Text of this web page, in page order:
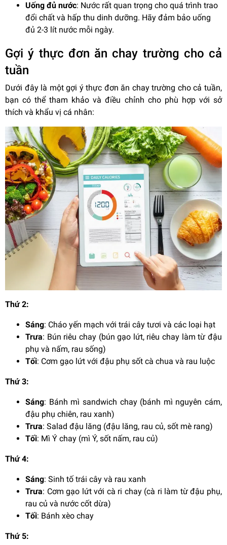
Uống đủ nước: Nước rất quan trọng cho quá trình trao
đổi chất và hấp thu dinh dưỡng. Hãy đảm bảo uống
đủ 2-3 lít nước mỗi ngày.
Gợi ý thực đơn ăn chay trường cho cả
tuần
Dưới đây là một gợi ý thực đơn ăn chay trường cho cả tuần,
bạn có thể tham khảo và điều chỉnh cho phù hợp với sở
thích và khẩu vị cá nhân:
Thứ 2:
Sáng: Cháo yến mạch với trái cây tươi và các loại hạt
Trưa: Bún riêu chay (bún gạo lứt, riêu chay làm từ đậu
phụ và nấm, rau sống)
Tối: Cơm gạo lứt với đậu phụ sốt cà chua và rau luộc
Thứ 3:
Sáng: Bánh mì sandwich chay (bánh mì nguyên cám,
đậu phụ chiên, rau xanh)
Trưa: Salad đậu lăng (đậu lăng, rau củ, sốt mè rang)
Tối: Mì Ý chay (mì Ý, sốt nấm, rau củ)
Thứ 4:
Sáng: Sinh tố trái cây và rau xanh
Trưa: Cơm gạo lứt với cà ri chay (cà ri làm từ đậu phụ,
rau củ và nước cốt dừa)
Tối: Bánh xèo chay
Thứ 5: